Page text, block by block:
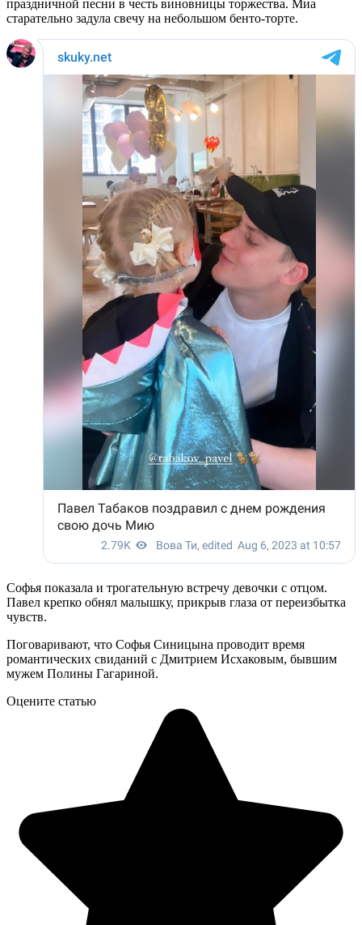
праздничной песни в честь виновницы торжества. Миа
старательно задула свечу на небольшом бенто-торте.
Софья показала и трогательную встречу девочки с отцом.
Павел крепко обнял малышку, прикрыв глаза от переизбытка
чувств.
Поговаривают, что Софья Синицына проводит время
романтических свиданий с Дмитрием Исхаковым, бывшим
мужем Полины Гагариной.
Оцените статью